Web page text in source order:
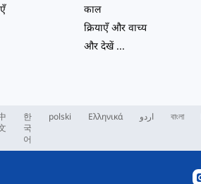
काल
क्रियाएँ और वाच्य
और देखें...
한
국
어
polski Ελληνικά اردو বাংলা